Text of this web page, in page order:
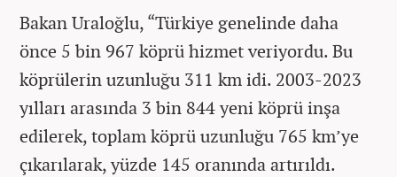
Bakan Uraloğlu, “Türkiye genelinde daha
önce 5 bin 967 köprü hizmet veriyordu. Bu
köprülerin uzunluğu 311 km idi. 2003-2023
yılları arasında 3 bin 844 yeni köprü inşa
edilerek, toplam köprü uzunluğu 765 km’ye
çıkarılarak, yüzde 145 oranında artırıldı.